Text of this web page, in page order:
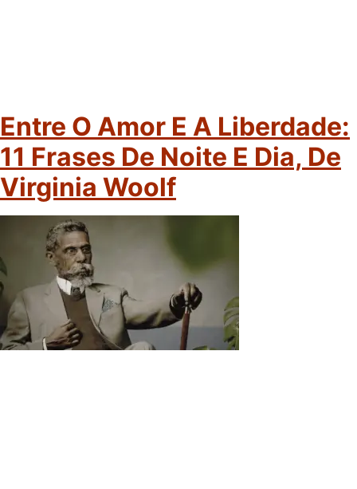
Entre O Amor E A Liberdade:
11 Frases De Noite E Dia, De
Virginia Woolf